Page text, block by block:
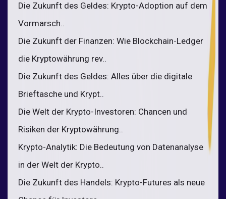
Die Zukunft des Geldes: Krypto-Adoption auf dem
Vormarsch..
Die Zukunft der Finanzen: Wie Blockchain-Ledger
die Kryptowährung rev..
Die Zukunft des Geldes: Alles über die digitale
Brieftasche und Krypt..
Die Welt der Krypto-Investoren: Chancen und
Risiken der Kryptowährung..
Krypto-Analytik: Die Bedeutung von Datenanalyse
in der Welt der Krypto..
Die Zukunft des Handels: Krypto-Futures als neue